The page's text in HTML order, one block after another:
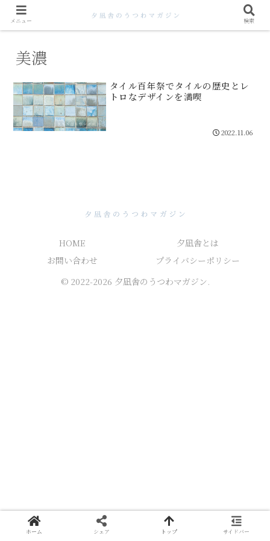
美濃
タイル百年祭でタイルの歴史とレ
トロなデザインを満喫
2022.11.06
HOME
夕凪舎とは
お問い合わせ
プライバシーポリシー
© 2022-2026 夕凪舎のうつわマガジン.
メニュー 検索
ホーム シェア トップ サイドバー